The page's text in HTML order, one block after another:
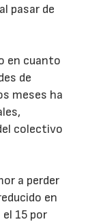
pasar de
en cuanto
de
meses ha
colectivo
a perder
en
15 por